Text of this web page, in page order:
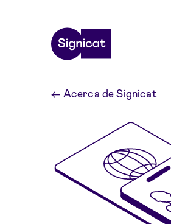
← Acerca de Signicat